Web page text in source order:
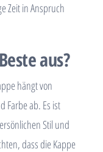
Zeit in Anspruch
aus?
hängt von
Farbe ab. Es ist
Stil und
dass die Kappe